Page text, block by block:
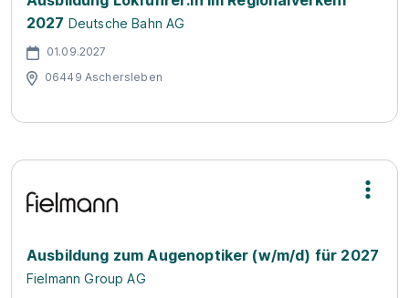
2027 Deutsche Bahn AG
01.09.2027
06449 Aschersleben
Ausbildung zum Augenoptiker (w/m/d) für 2027
Fielmann Group AG